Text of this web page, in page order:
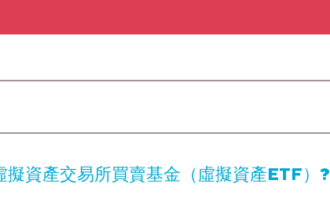
擬資產交易所買賣基金（虛擬資產ETF）?